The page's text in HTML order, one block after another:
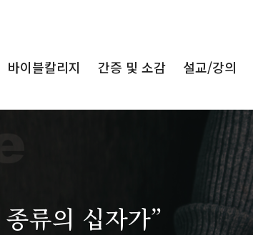
바이블칼리지 간증 및 소감 설교/강의
류의 십자가”